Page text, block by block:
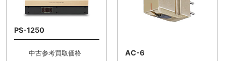
PS-1250
中古参考買取価格 AC-6